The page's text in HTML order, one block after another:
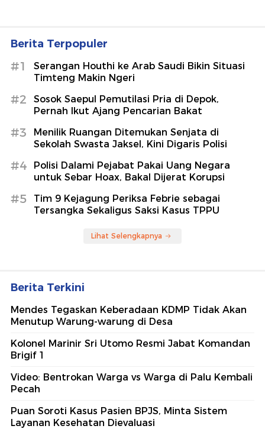
Berita Terpopuler
#1
Serangan Houthi ke Arab Saudi Bikin Situasi
Timteng Makin Ngeri
#2
Sosok Saepul Pemutilasi Pria di Depok,
Pernah Ikut Ajang Pencarian Bakat
#3
Menilik Ruangan Ditemukan Senjata di
Sekolah Swasta Jaksel, Kini Digaris Polisi
#4
Polisi Dalami Pejabat Pakai Uang Negara
untuk Sebar Hoax, Bakal Dijerat Korupsi
#5
Tim 9 Kejagung Periksa Febrie sebagai
Tersangka Sekaligus Saksi Kasus TPPU
Lihat Selengkapnya
Berita Terkini
Mendes Tegaskan Keberadaan KDMP Tidak Akan
Menutup Warung-warung di Desa
Kolonel Marinir Sri Utomo Resmi Jabat Komandan
Brigif 1
Video: Bentrokan Warga vs Warga di Palu Kembali
Pecah
Puan Soroti Kasus Pasien BPJS, Minta Sistem
Layanan Kesehatan Dievaluasi